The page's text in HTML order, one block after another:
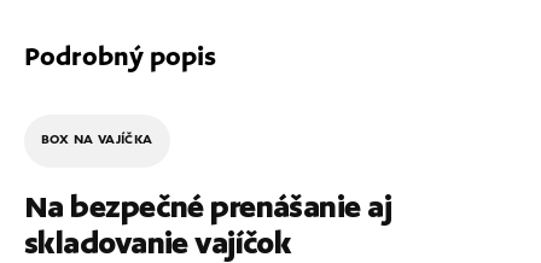
Podrobný popis
BOX NA VAJÍČKA
Na bezpečné prenášanie aj
skladovanie vajíčok